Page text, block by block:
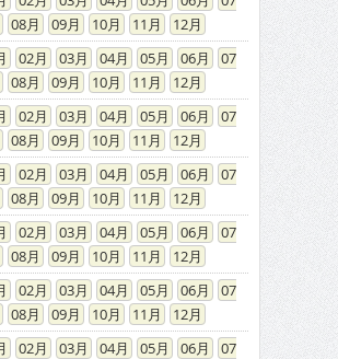
08
09 10 11
12
02 03 04 05 06
07
08
09 10 11
12
02 03 04 05 06
07
08
09 10 11
12
02 03 04 05 06
07
08
09 10 11
12
02 03 04 05 06
07
08
09 10 11
12
02 03 04 05 06
07
08
09 10 11
12
02 03 04 05 06
07